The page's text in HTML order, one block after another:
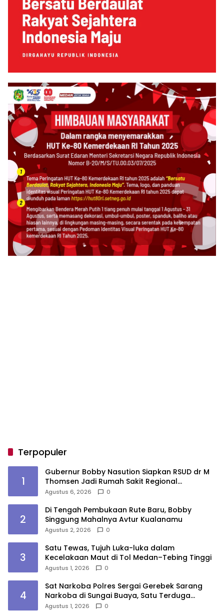
Terpopuler
1
Gubernur Bobby Nasution Siapkan RSUD dr M
Thomsen Jadi Rumah Sakit Regional
Kepulauan Nias
Agustus 6, 2026 0
2
Di Tengah Pembukaan Rute Baru, Bobby
Singgung Mahalnya Avtur Kualanamu
Agustus 2, 2026 0
3
Satu Tewas, Tujuh Luka-luka dalam
Kecelakaan Maut di Tol Medan–Tebing Tinggi
Agustus 1, 2026 0
4
Sat Narkoba Polres Sergai Gerebek Sarang
Narkoba di Sungai Buaya, Satu Terduga
Pelaku Diamankan
Agustus 1, 2026 0